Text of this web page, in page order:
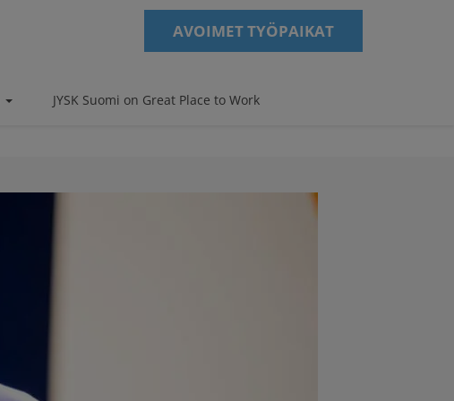
AVOIMET TYÖPAIKAT
JYSK Suomi on Great Place to Work